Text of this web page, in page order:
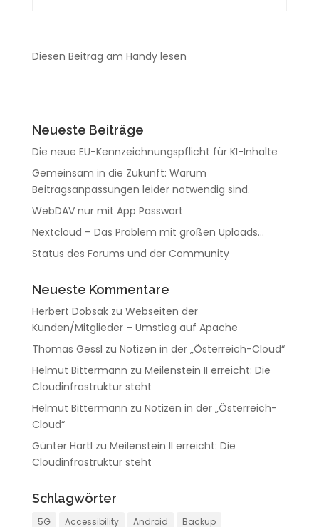
Diesen Beitrag am Handy lesen
Neueste Beiträge
Die neue EU-Kennzeichnungspflicht für KI-Inhalte
Gemeinsam in die Zukunft: Warum
Beitragsanpassungen leider notwendig sind.
WebDAV nur mit App Passwort
Nextcloud – Das Problem mit großen Uploads…
Status des Forums und der Community
Neueste Kommentare
Herbert Dobsakzu Webseiten der
Kunden/Mitglieder – Umstieg auf Apache
Thomas Gessl zu Notizen in der „Österreich-Cloud“
Helmut Bittermann zu Meilenstein II erreicht: Die
Cloudinfrastruktur steht
Helmut Bittermann zu Notizen in der „Österreich-
Cloud“
Günter Hartl zu Meilenstein II erreicht: Die
Cloudinfrastruktur steht
Schlagwörter
5G Accessibility Android
Backup